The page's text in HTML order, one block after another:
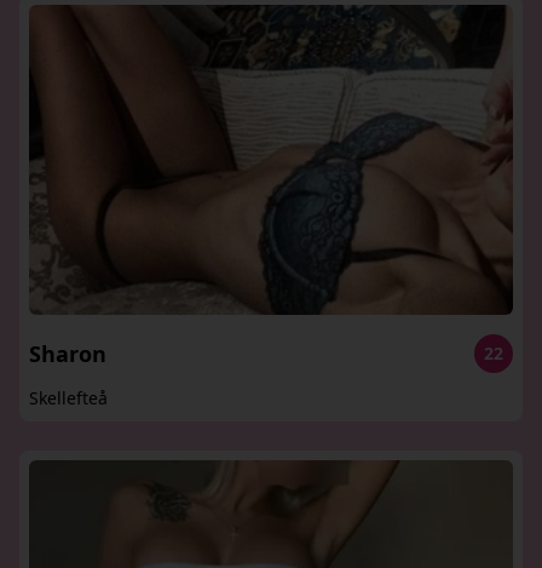
Sharon
22
Skellefteå